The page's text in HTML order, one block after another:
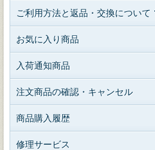
ご利用方法と返品・交換について
お気に入り商品
入荷通知商品
注文商品の確認・キャンセル
商品購入履歴
修理サービス